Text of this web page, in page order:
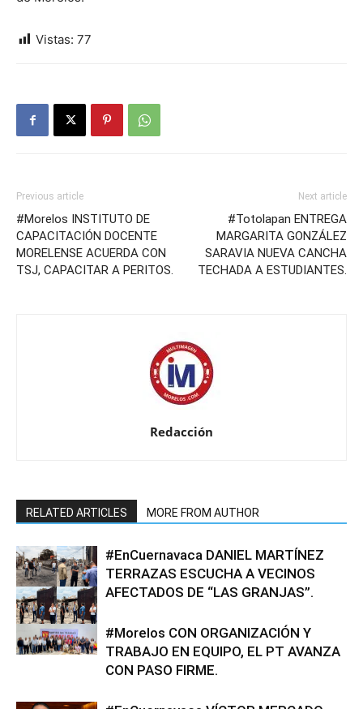
Vistas: 77
Previous article
#Morelos INSTITUTO DE
CAPACITACIÓN DOCENTE
MORELENSE ACUERDA CON
TSJ, CAPACITAR A PERITOS.
Next article
#Totolapan ENTREGA
MARGARITA GONZÁLEZ
SARAVIA NUEVA CANCHA
TECHADA A ESTUDIANTES.
Redacción
RELATED ARTICLES MORE FROM AUTHOR
#EnCuernavaca DANIEL MARTÍNEZ
TERRAZAS ESCUCHA A VECINOS
AFECTADOS DE “LAS GRANJAS”.
#Morelos CON ORGANIZACIÓN Y
TRABAJO EN EQUIPO, EL PT AVANZA
CON PASO FIRME.